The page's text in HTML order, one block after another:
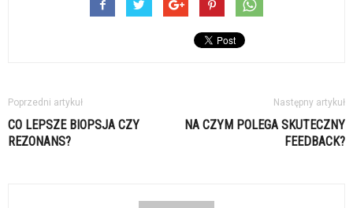
Poprzedni artykuł
CO LEPSZE BIOPSJA CZY
REZONANS?
Następny artykuł
NA CZYM POLEGA SKUTECZNY
FEEDBACK?